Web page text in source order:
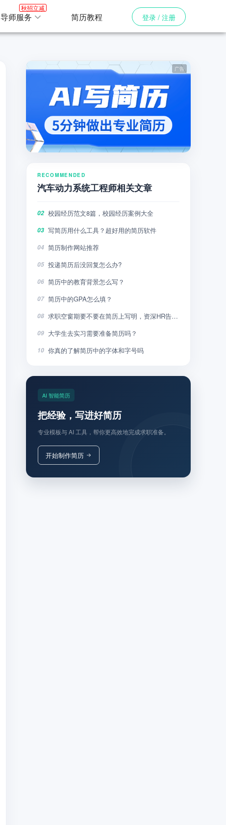
导师服务
秋招立减
简历教程 登录 / 注册
RECOMMENDED
汽车动力系统工程师相关文章
02 校园经历范文8篇，校园经历案例大全
03 写简历用什么工具？超好用的简历软件
04 简历制作网站推荐
05 投递简历后没回复怎么办?
06 简历中的教育背景怎么写？
07 简历中的GPA怎么填？
08 求职空窗期要不要在简历上写明，资深HR告诉你
09 大学生去实习需要准备简历吗？
10 你真的了解简历中的字体和字号吗
AI 智能简历
把经验，写进好简历
专业模板与 AI 工具，帮你更高效地完成求职准备。
开始制作简历